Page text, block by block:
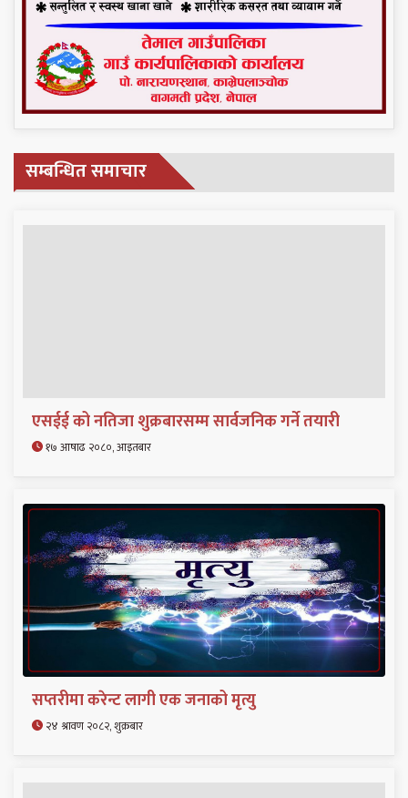
सम्बन्धित समाचार
एसईई को नतिजा शुक्रबारसम्म सार्वजनिक गर्ने तयारी
१७ आषाढ २०८०, आइतबार
सप्तरीमा करेन्ट लागी एक जनाको मृत्यु
२४ श्रावण २०८२, शुक्रबार